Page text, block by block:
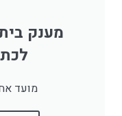
מענק
לכתב
מועד